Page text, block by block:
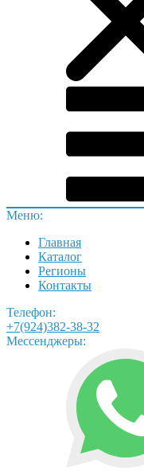
Меню:
Главная
Каталог
Регионы
Контакты
Телефон:
+7(924)382-38-32
Мессенджеры: